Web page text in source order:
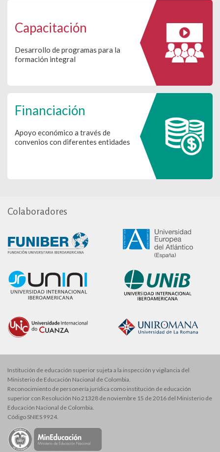
Capacitación
Desarrollo de programas para la
formación integral
Financiación
Apoyo económico a través de
convenios con diferentes entidades
Colaboradores
Institución de educación superior sujeta a la inspección y vigilancia del
Ministerio de Educación Nacional de Colombia.
Reconocimiento de personería jurídica como institución de educación
superior con Resolución No 21328 de noviembre 15 de 2016 del Ministerio de
Educación Nacional de Colombia.
Código SNIES 9924.